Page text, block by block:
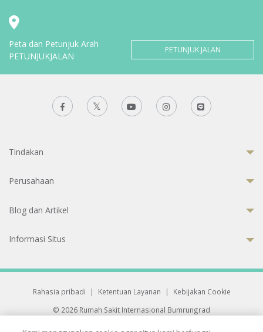
Peta dan Petunjuk Arah
PETUNJUKJALAN
PETUNJUK JALAN
Tindakan
Perusahaan
Blog dan Artikel
Informasi Situs
Rahasia pribadi | Ketentuan Layanan |
Kebijakan Cookie
© 2026 Rumah Sakit Internasional Bumrungrad